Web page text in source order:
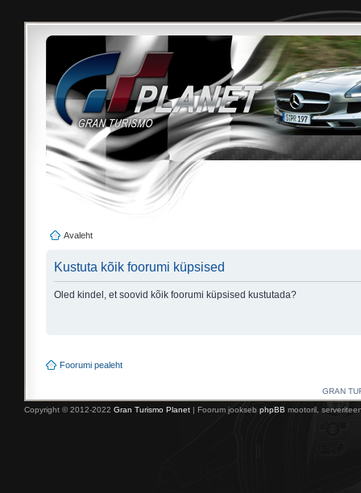
Avaleht
Kustuta kõik foorumi küpsised
Oled kindel, et soovid kõik foorumi küpsised kustutada?
Foorumi pealeht
GRAN
Copyright © 2012-2022 Gran Turismo Planet | Foorum jookseb phpBB mootoril,